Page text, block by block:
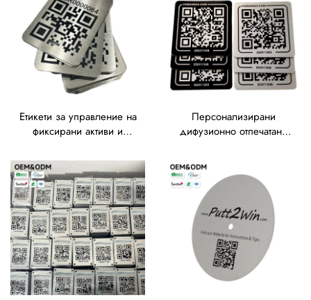
метални табелки от
неръждаема стомана с
QR код
табелки с QR код за
проследяване на активи
Етикети за управление на
фиксирани активи и
инвентара за машини,
складове и логистика –
плочи от неръждаема
стомана с QR код
Персонализирани
дифузионно отпечатани
самозалепващо се
покритие, постоянни, с
висок контраст за
проследяване, етикети с
QR код за активи